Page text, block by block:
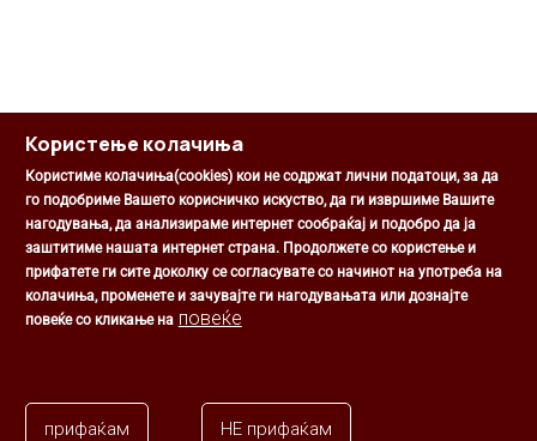
Општина Центар
Михаил Цоков бр. 1, Скопје
Скопје, РС Македонија
+389 2 3203 693
+389 2 3203 600
Користење колачиња
Користиме колачиња(cookies) кои не содржат лични податоци, за да
го подобриме Вашето корисничко искуство, да ги извршиме Вашите
нагодувања, да анализираме интернет сообраќај и подобро да ја
заштитиме нашата интернет страна. Продолжете со користење и
прифатете ги сите доколку се согласувате со начинот на употреба на
колачиња, променете и зачувајте ги нагодувањата или дознајте
повеќе со кликање на повеќе
прифаќам НЕ прифаќам